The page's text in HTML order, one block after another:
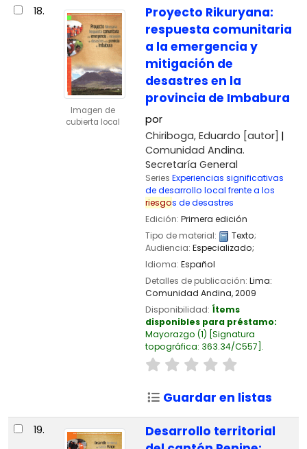
18.
Imagen de
cubierta local
Proyecto Rikuryana:
respuesta comunitaria
a la emergencia y
mitigación de
desastres en la
provincia de Imbabura
por
Chiriboga, Eduardo [autor]
Comunidad Andina.
Secretaría General
Series Experiencias significativas
de desarrollo local frente a los
riesgos de desastres
Edición: Primera edición
Tipo de material:
Texto;
Audiencia: Especializado;
Idioma: Español
Detalles de publicación: Lima:
Comunidad Andina,2009
Disponibilidad: Ítems
disponibles para préstamo:
Mayorazgo (1) Signatura
topográfica: 363.34/C557 .
Guardar en listas
19.
Desarrollo territorial